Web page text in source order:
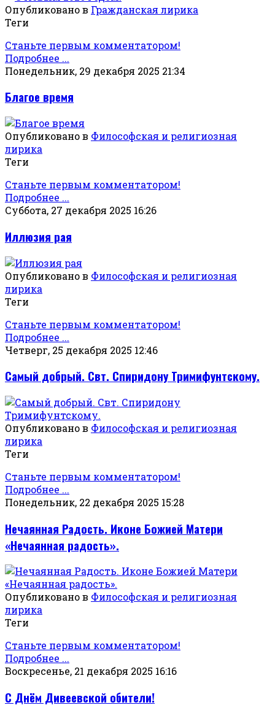
Опубликовано в Гражданская лирика
Теги
Станьте первым комментатором!
Подробнее ...
Понедельник, 29 декабря 2025 21:34
Благое время
Опубликовано в Философская и религиозная
лирика
Теги
Станьте первым комментатором!
Подробнее ...
Суббота, 27 декабря 2025 16:26
Иллюзия рая
Опубликовано в Философская и религиозная
лирика
Теги
Станьте первым комментатором!
Подробнее ...
Четверг, 25 декабря 2025 12:46
Самый добрый. Свт. Спиридону Тримифунтскому.
Опубликовано в Философская и религиозная
лирика
Теги
Станьте первым комментатором!
Подробнее ...
Понедельник, 22 декабря 2025 15:28
Нечаянная Радость. Иконе Божией Матери
«Нечаянная радость».
Опубликовано в Философская и религиозная
лирика
Теги
Станьте первым комментатором!
Подробнее ...
Воскресенье, 21 декабря 2025 16:16
С Днём Дивеевской обители!